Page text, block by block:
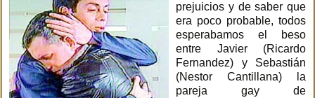
prejuicios y de saber que
era poco probable, todos
esperabamos el beso
entre Javier (Ricardo
Fernandez) y Sebastián
(Nestor Cantillana) la
pareja gay de